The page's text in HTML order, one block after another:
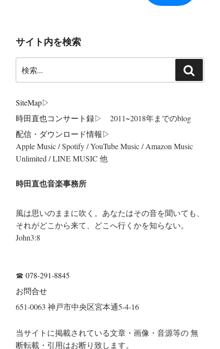
サイト内を検索
索:
索
SiteMap▷
時田直也コンサート録▷ 2011~2018年までのblog
配信・ダウンロード情報▷
Apple Music / Spotify / YouTube Music / Amazon Music
Unlimited / LINE MUSIC 他
時田直也音楽事務所
風は思いのままに吹く。あなたはその音を聞いても、
それがどこから来て、どこへ行くかを知らない。
John3:8
☎ 078-291-8845
お問合せ
651-0063 神戸市中央区宮本通5-4-16
当サイトに掲載されている文章・画像・音源等の 無
断転載・引用はお断り致します。